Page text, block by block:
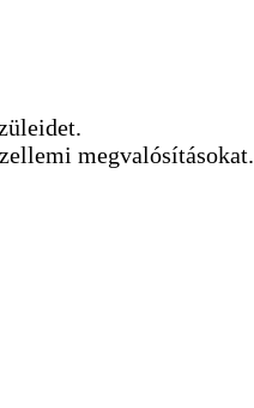
megvalósításokat.